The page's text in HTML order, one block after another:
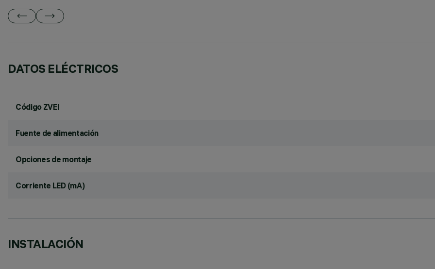
DATOS ELÉCTRICOS
Código ZVEI
Fuente de alimentación
Opciones de montaje
Corriente LED (mA)
INSTALACIÓN